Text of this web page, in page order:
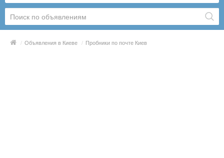
/ Объявления в Киеве / Пробники по почте Киев